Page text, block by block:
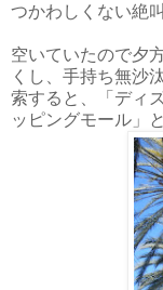
つかわしくない絶
空いていたので夕
くし、手持ち無沙
索すると、「ディ
ッピングモール」